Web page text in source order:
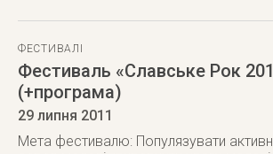
ФЕСТИВАЛІ
Фестиваль «Славське Рок
(+програма)
29 липня 2011
Мета фестивалю: Популязувати